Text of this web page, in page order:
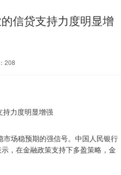
信贷支持力度明显增
208
场稳预期的强信号。中国人民银行
，在金融政策支持下多盈策略，金